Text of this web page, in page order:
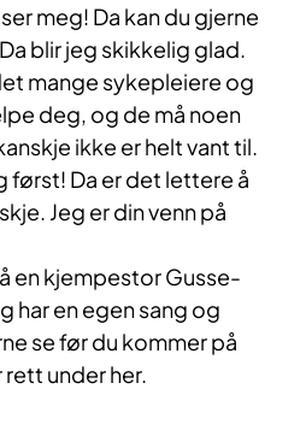
meg! Da kan du gjerne
blir jeg skikkelig glad.
mange sykepleiere og
deg, og de må noen
ikke er helt vant til.
først! Da er det lettere å
Jeg er din venn på
en kjempestor Gusse-
har en egen sang og
se før du kommer på
under her.